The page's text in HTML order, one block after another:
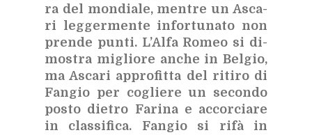
ra del mon­dia­le, men­tre un Asca­
ri leg­ger­men­te in­for­tu­na­to non
pren­de pun­ti. L’Al­fa Ro­meo si di­
mo­stra mi­glio­re an­che in Bel­gio,
ma Asca­ri ap­pro­fit­ta del ri­ti­ro di
Fan­gio per co­glie­re un se­con­do
po­sto die­tro Fa­ri­na e ac­cor­cia­re
in clas­si­fi­ca. Fan­gio si rifà in